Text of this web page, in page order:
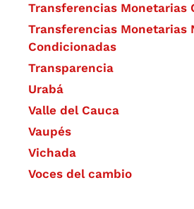
Transferencias Monetarias
Transferencias Monetarias
Condicionadas
Transparencia
Urabá
Valle del Cauca
Vaupés
Vichada
Voces del cambio